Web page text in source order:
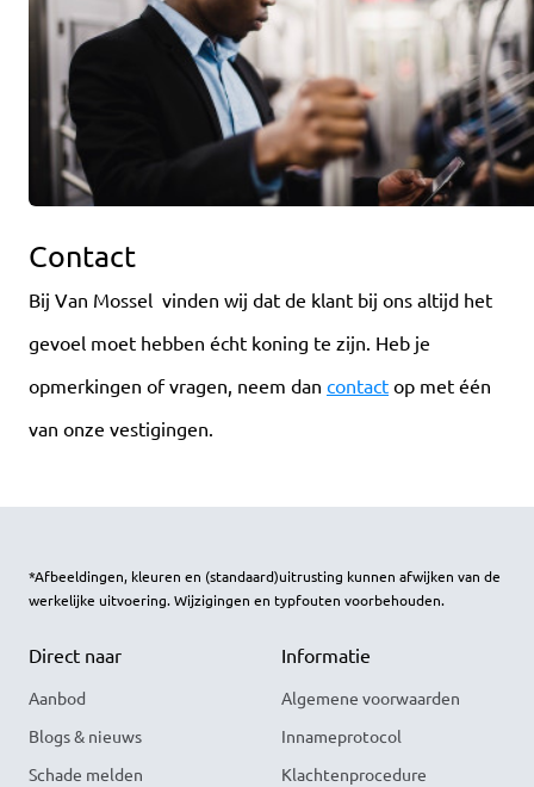
Contact
Bij Van Mossel vinden wij dat de klant bij ons altijd het
gevoel moet hebben écht koning te zijn. Heb je
opmerkingen of vragen, neem dan contact op met één
van onze vestigingen.
*Afbeeldingen, kleuren en (standaard)uitrusting kunnen afwijken van de
werkelijke uitvoering. Wijzigingen en typfouten voorbehouden.
Direct naar
Aanbod
Blogs & nieuws
Schade melden
Informatie
Algemene voorwaarden
Innameprotocol
Klachtenprocedure